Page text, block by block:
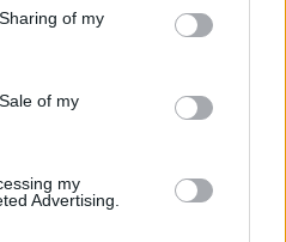
of my
of my
my
Advertising.
a Verona
raduno a Roma
SEI NAZIONI